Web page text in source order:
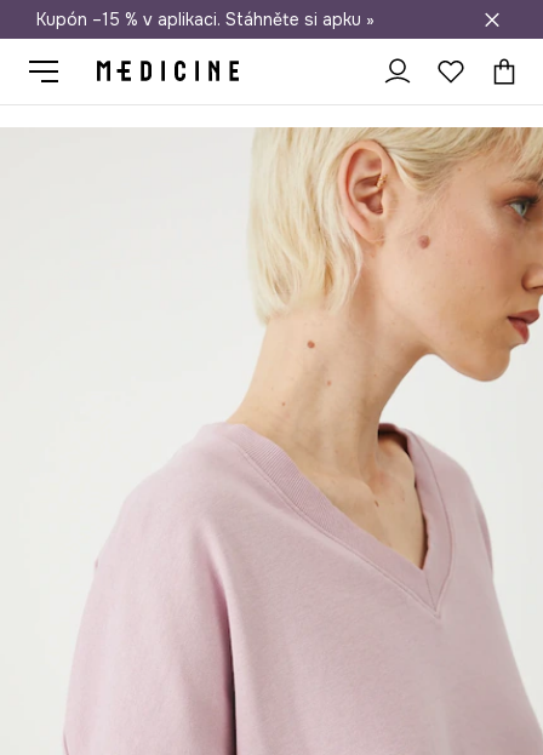
Doprava zdarma při nákupu nad 1 200 Kč
Kupón –15 % v aplikaci. Stáhněte si apku »